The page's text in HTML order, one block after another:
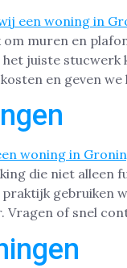
om muren en
juiste
en geven
die niet alleen
gebruiken
of snel